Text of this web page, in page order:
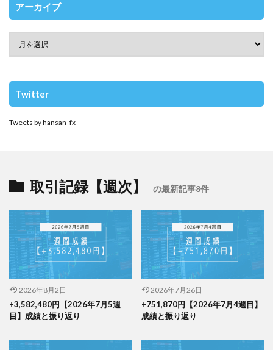
アーカイブ
Twitter
Tweets by hansan_fx
取引記録【週次】 の最新記事8件
2026年8月2日
+3,582,480円【2026年7月5週
目】成績と振り返り
2026年7月26日
+751,870円【2026年7月4週目】
成績と振り返り